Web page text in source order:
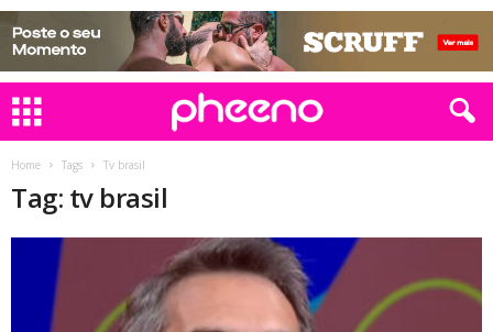
Home Tags Tv brasil
Tag: tv brasil